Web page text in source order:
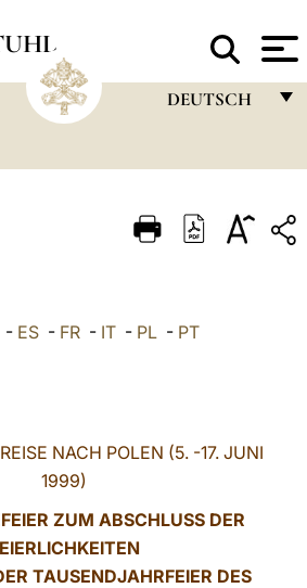
DEUTSCH
ITALIANO
LATINE
- ES - FR - IT - PL - PT
NACH POLEN (5. -17. JUNI
1999)
ZUM ABSCHLUSS DER
TAUSENDJAHRFEIER DES